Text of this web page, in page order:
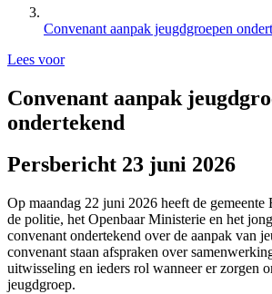
Convenant aanpak jeugdgroepen
Lees voor
Convenant aanpak
ondertekend
Persbericht 23 juni 2026
Op maandag 22 juni 2026 heeft de gemeente
de politie, het Openbaar Ministerie en het
convenant ondertekend over de aanpak van
convenant staan afspraken over
uitwisseling en ieders rol wanneer er zorgen
jeugdgroep.